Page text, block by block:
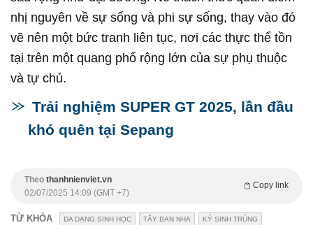
nhị nguyên về sự sống và phi sự sống, thay vào đó
vẽ nên một bức tranh liên tục, nơi các thực thể tồn
tại trên một quang phổ rộng lớn của sự phụ thuộc
và tự chủ.
Trải nghiệm SUPER GT 2025, lần đầu
khó quên tại Sepang
Theo thanhnienviet.vn
Copy link
02/07/2025 14:09 (GMT +7)
TỪ KHÓA ĐA DẠNG SINH HỌC TÂY BAN NHA KÝ SINH TRÙNG